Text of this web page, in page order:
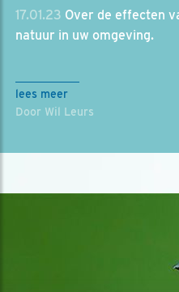
17.01.23 Over de effecten
natuur in uw omgeving.
lees meer
Door Wil Leurs